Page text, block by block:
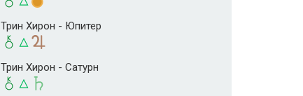
Трин Хирон - Юпитер
Трин Хирон - Сатурн